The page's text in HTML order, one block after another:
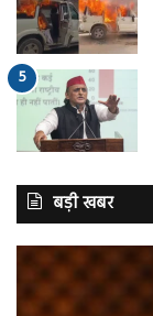
बड़ी खबर